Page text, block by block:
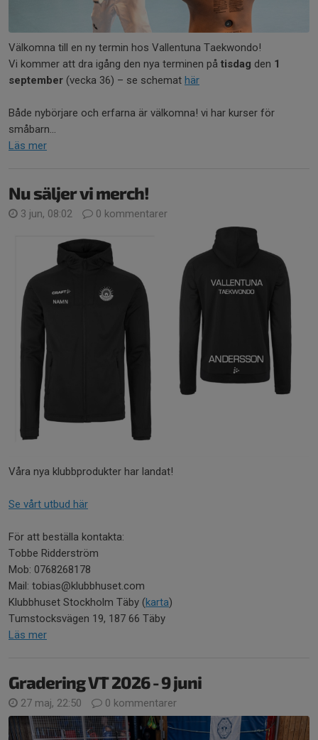
Välkomna till en ny termin hos Vallentuna Taekwondo!
Vi kommer att dra igång den nya terminen på tisdag den 1
september (vecka 36) – se schemat här
Både nybörjare och erfarna är välkomna! vi har kurser för
småbarn...
Läs mer
Nu säljer vi merch!
3 jun, 08:02 0 kommentarer
Våra nya klubbprodukter har landat!
Se vårt utbud här
För att beställa kontakta:
Tobbe Ridderström
Mob: 0768268178
Mail: tobias@klubbhuset.com
Klubbhuset Stockholm Täby (karta)
Tumstocksvägen 19, 187 66 Täby
Läs mer
Gradering VT 2026 - 9 juni
27 maj, 22:50 0 kommentarer